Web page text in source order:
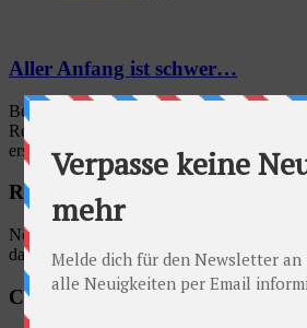
Aller Anfang ist schwer…
Bei strahlend blauem Himmel haben wir
Reise gestartet und bereits nach drei
erste ...
Radschlag auf Facebook
No account found, Please enter the
dashboard
Categories